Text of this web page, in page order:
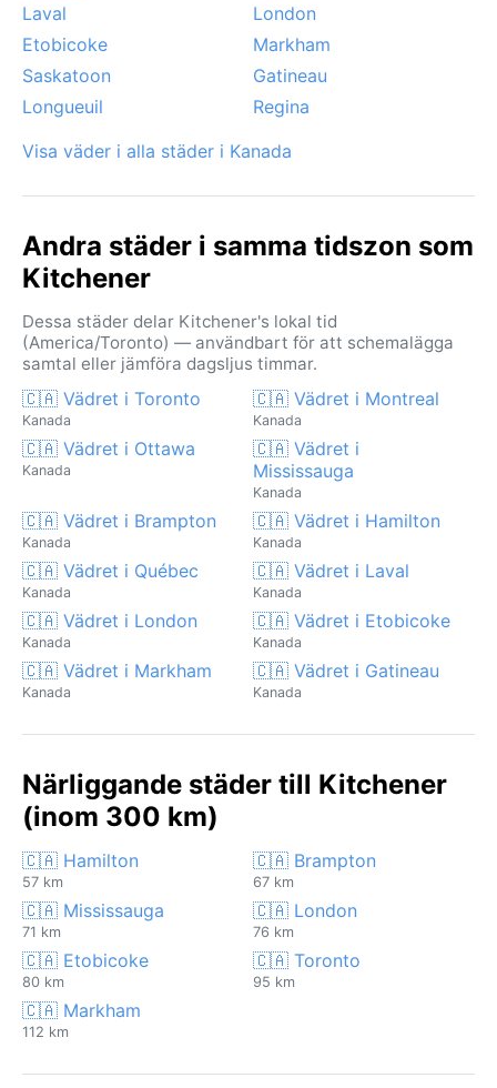
Laval
London
Etobicoke
Markham
Saskatoon
Gatineau
Longueuil
Regina
Visa väder i alla städer i Kanada
Andra städer i samma tidszon som
Kitchener
Dessa städer delar Kitchener's lokal tid
(America/Toronto) — användbart för att schemalägga
samtal eller jämföra dagsljus timmar.
🇨🇦 Vädret i Toronto
Kanada
🇨🇦 Vädret i Montreal
Kanada
🇨🇦 Vädret i Ottawa
Kanada
🇨🇦 Vädret i
Mississauga
Kanada
🇨🇦 Vädret i Brampton
Kanada
🇨🇦 Vädret i Hamilton
Kanada
🇨🇦 Vädret i Québec
Kanada
🇨🇦 Vädret i Laval
Kanada
🇨🇦 Vädret i London
Kanada
🇨🇦 Vädret i Etobicoke
Kanada
🇨🇦 Vädret i Markham
Kanada
🇨🇦 Vädret i Gatineau
Kanada
Närliggande städer till Kitchener
(inom 300 km)
🇨🇦 Hamilton
57 km
🇨🇦 Brampton
67 km
🇨🇦 Mississauga
71 km
🇨🇦 London
76 km
🇨🇦 Etobicoke
80 km
🇨🇦 Toronto
95 km
🇨🇦 Markham
112 km